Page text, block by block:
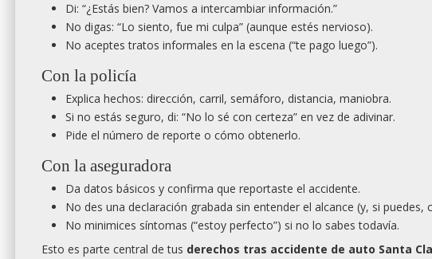
Di: “¿Estás bien? Vamos a intercambiar información.”
No digas: “Lo siento, fue mi culpa” (aunque estés nervioso).
No aceptes tratos informales en la escena (“te pago luego”).
Con la policía
Explica hechos: dirección, carril, semáforo, distancia, maniobra.
Si no estás seguro, di: “No lo sé con certeza” en vez de adivinar.
Pide el número de reporte o cómo obtenerlo.
Con la aseguradora
Da datos básicos y confirma que reportaste el accidente.
No des una declaración grabada sin entender el alcance (y, si puedes,
No minimices síntomas (“estoy perfecto”) si no lo sabes todavía.
Esto es parte central de tus derechos tras accidente de auto Santa